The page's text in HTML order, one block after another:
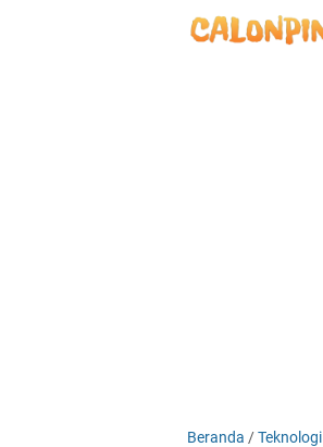
Beranda /Teknologi